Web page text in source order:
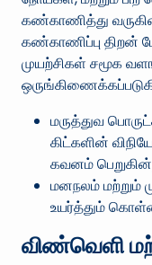
கண்காணித்து
கண்காணிப்பு திறன்
முயற்சிகள் சமூக
மருத்துவ
கிட்களின்
கவனம்
மனநலம் மற்றும்
உயர்த்தும்
விண்வெளி